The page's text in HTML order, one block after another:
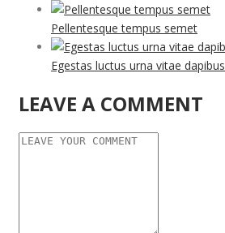
Pellentesque tempus semet
Egestas luctus urna vitae dapibus
LEAVE A COMMENT